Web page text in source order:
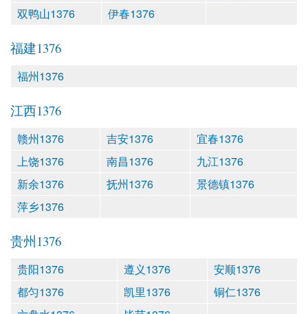
双鸭山1376
伊春1376
福建1376
福州1376
江西1376
赣州1376 吉安1376
宜春1376
上饶1376
南昌1376
九江1376
新余1376
抚州1376
景德镇1376
萍乡1376
贵州1376
贵阳1376 遵义1376
安顺1376
都匀1376
凯里1376
铜仁1376